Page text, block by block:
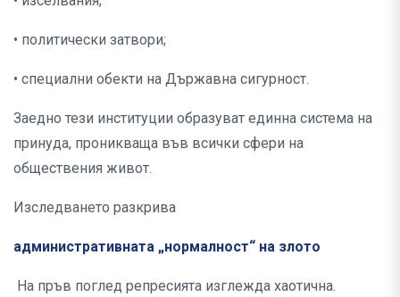
• политически затвори;
• специални обекти на Държавна сигурност.
Заедно тези институции образуват единна система на
принуда, проникваща във всички сфери на
обществения живот.
Изследването разкрива
административната „нормалност“ на злото
На пръв поглед репресията изглежда хаотична.